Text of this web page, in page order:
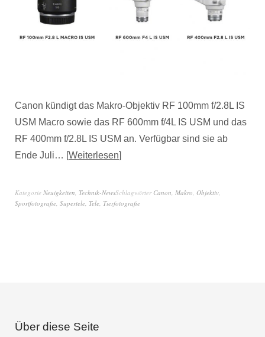
Canon kündigt das Makro-Objektiv RF 100mm f/2.8L IS
USM Macro sowie das RF 600mm f/4L IS USM und das
RF 400mm f/2.8L IS USM an. Verfügbar sind sie ab
Ende Juli… Weiterlesen
Kategorie Neuigkeiten Technik-NewsSchlagwörter Canon Makro Objektiv
Sportfotografie Supertele Tele Tierfotografie
Über diese Seite